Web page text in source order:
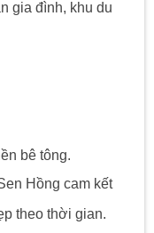
gia đình, khu du
bê tông.
Hồng cam kết
theo thời gian.